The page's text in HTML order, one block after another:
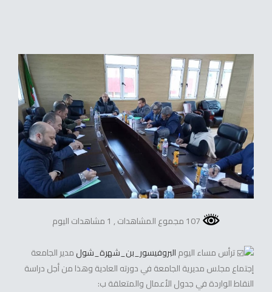
, 1 مشاهدات اليوم
ترأس مساء اليومالبروفيسور_بن_شهرة_شولمدير الجامعة
إجتماع مجلس مديرية الجامعة في دورته العادية وهذا من أجل دراسة
النقاط الواردة في جدول الأعمال والمتعلقة ب: